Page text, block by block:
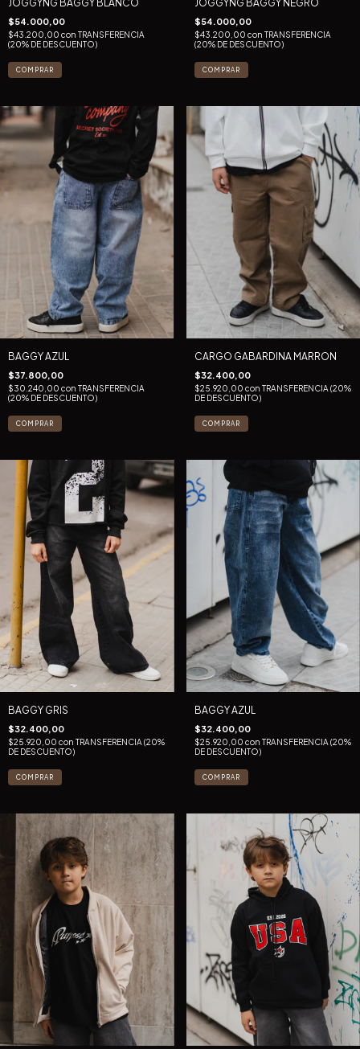
JOGGYNG BAGGY BLANCO
$54.000,00
$43.200,00 con TRANSFERENCIA
(20% DE DESCUENTO)
COMPRAR
JOGGYNG BAGGY NEGRO
$54.000,00
$43.200,00 con TRANSFERENCIA
(20% DE DESCUENTO)
COMPRAR
BAGGY AZUL
$37.800,00
$30.240,00 con TRANSFERENCIA
(20% DE DESCUENTO)
COMPRAR
CARGO GABARDINA MARRON
$32.400,00
$25.920,00 con TRANSFERENCIA (20%
DE DESCUENTO)
COMPRAR
BAGGY GRIS
$32.400,00
$25.920,00 con TRANSFERENCIA (20%
DE DESCUENTO)
COMPRAR
BAGGY AZUL
$32.400,00
$25.920,00 con TRANSFERENCIA (20%
DE DESCUENTO)
COMPRAR